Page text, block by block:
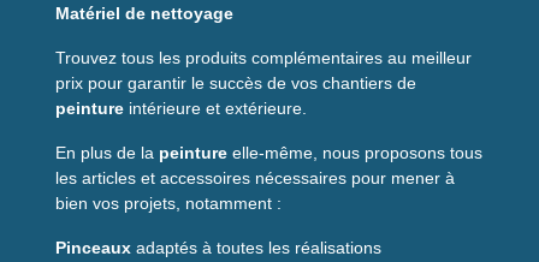
Matériel de nettoyage
Trouvez tous les produits complémentaires au meilleur
prix pour garantir le succès de vos chantiers de
peinture intérieure et extérieure.
En plus de la peinture elle-même, nous proposons tous
les articles et accessoires nécessaires pour mener à
bien vos projets, notamment :
Pinceaux adaptés à toutes les réalisations